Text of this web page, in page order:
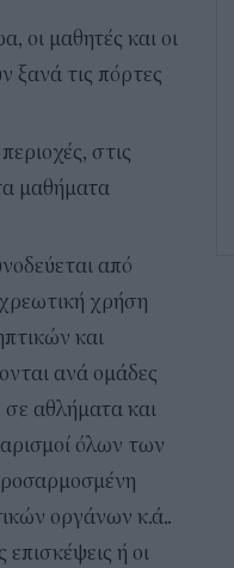
οι μαθητές και οι
ξανά τις πόρτες
στις
μαθήματα
από
χρήση
και
ανά ομάδες
αθλήματα και
όλων των
οργάνων κ.ά..
επισκέψεις ή οι